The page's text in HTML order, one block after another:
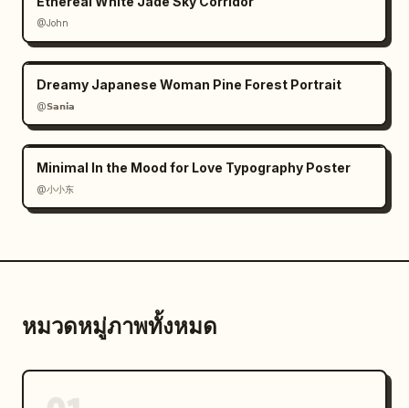
@John
Dreamy Japanese Woman Pine Forest Portrait
@𝗦𝗮𝗻𝗶𝗮
Minimal In the Mood for Love Typography Poster
@小小东
หมวดหมู่ภาพทั้งหมด